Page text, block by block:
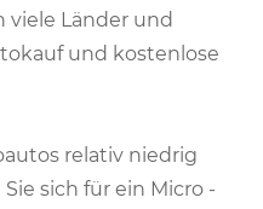
Länder und
und kostenlose
relativ niedrig
sich für ein Micro -